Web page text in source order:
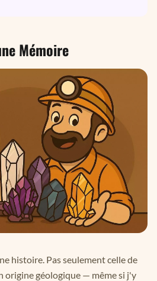
Mémoire
histoire. Pas seulement celle de
origine géologique — même si j'y